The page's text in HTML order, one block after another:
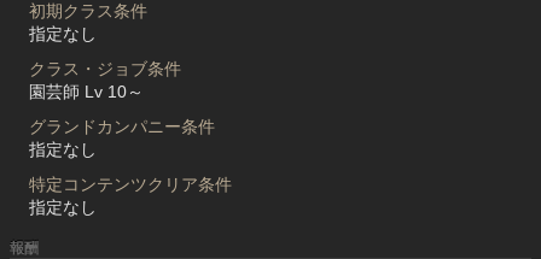
初期クラス条件
指定なし
クラス・ジョブ条件
園芸師 Lv 10～
グランドカンパニー条件
指定なし
特定コンテンツクリア条件
指定なし
報酬